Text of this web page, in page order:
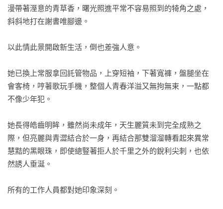
「有的時候，人會變得不像是自己。」
「可妳不管什麼樣子，我都喜歡啊！」
漫帶著溼意的青草香，曙光照進平常不容易照到的犄角之處，
斜斜地打在謝書唯腳邊。
以此情此景開啟新生活，倒也差強人意。
她已換上常服拿回託管物品，上穿短袖，下著寬褲，盤腿坐在
會客椅，哼著歌玩手機，整個人青春洋溢又無拘無束，一點都
不像少年犯。
她長得皓齒明眸，雖然尚未成年，天生麗質未到完全成熟之
際，但亮麗與青澀結合於一身，再結合那雙溜溜轉看起來異常
慧黠的黑眼珠，即使總豎著拒人於千里之外的銳利尖刺，也依
然誘人垂涎。
所有的工作人員都對她印象深刻。